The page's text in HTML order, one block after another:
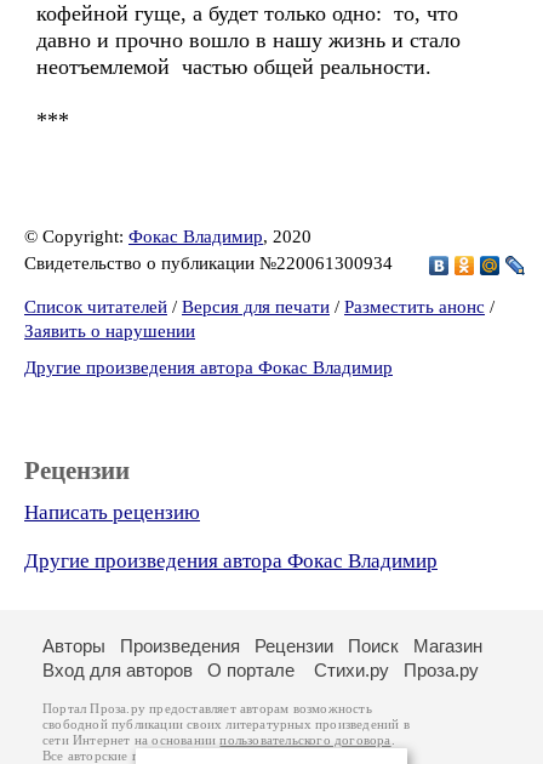
кофейной гуще, а будет только одно: то, что
давно и прочно вошло в нашу жизнь и стало
неотъемлемой частью общей реальности.
***
© Copyright: Фокас Владимир, 2020
Свидетельство о публикации №220061300934
Список читателей / Версия для печати / Разместить анонс /
Заявить о нарушении
Другие произведения автора Фокас Владимир
Рецензии
Написать рецензию
Другие произведения автора Фокас Владимир
Авторы Произведения Рецензии Поиск
Магазин
Вход для авторов
О портале Стихи.ру Проза.ру
Портал Проза.ру предоставляет авторам возможность
свободной публикации своих литературных произведений в
сети Интернет на основаниипользовательского договора
Все авторские права на произведения принадлежат авторам